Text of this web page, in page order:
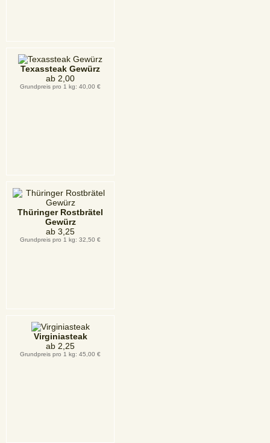
Texassteak Gewürz
ab 2,00
Grundpreis pro 1 kg: 40,00 €
Thüringer Rostbrätel
Gewürz
ab 3,25
Grundpreis pro 1 kg: 32,50 €
Virginiasteak
ab 2,25
Grundpreis pro 1 kg: 45,00 €